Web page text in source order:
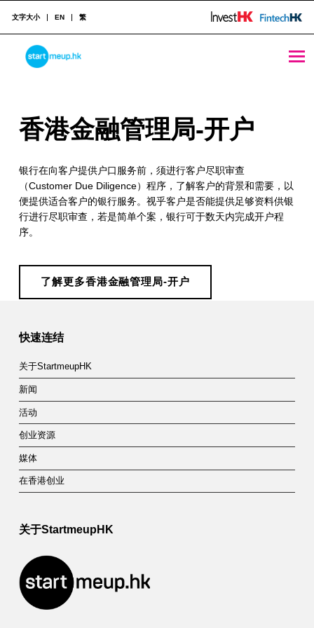
香港金融管理局-开户 - StartmeupHK
STARTMEUPHK
STARTMEUPHK FESTIVAL IS THE LEADING STARTUP AND INNOVATION CONFERENCE EVENT IN HONG KONG
文字大小 EN 繁
香
金
融
管
局
-
开
户
香港金融管理局-开户
银行在向客户提供户口服务前，须进行客户尽职审查
（Customer Due Diligence）程序，了解客户的背景和需要，以
便提供适合客户的银行服务。视乎客户是否能提供足够资料供银
行进行尽职审查，若是简单个案，银行可于数天内完成开户程
序。
了解更多香港金融管理局-开户
Skip back to main navigation
快速连结
关于StartmeupHK
新闻
活动
创业资源
媒体
在香港创业
关于StartmeupHK